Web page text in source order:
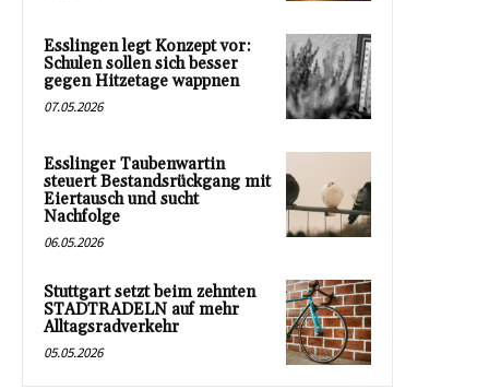
Esslingen legt Konzept vor:
Schulen sollen sich besser
gegen Hitzetage wappnen
07.05.2026
Esslinger Taubenwartin
steuert Bestandsrückgang mit
Eiertausch und sucht
Nachfolge
06.05.2026
Stuttgart setzt beim zehnten
STADTRADELN auf mehr
Alltagsradverkehr
05.05.2026